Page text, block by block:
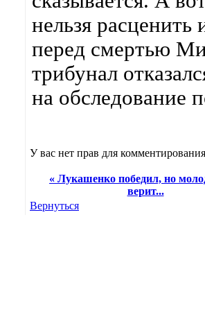
нельзя
перед смертью
трибунал
на обследование
У вас нет прав для
« Лукашенко победил, но
верит...
Вернуться